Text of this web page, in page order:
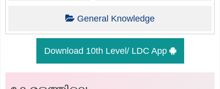
General Knowledge
Download 10th Level/ LDC App